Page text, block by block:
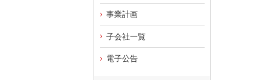
事業計画
子会社一覧
電子公告